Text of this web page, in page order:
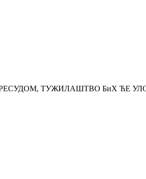
ТУЖИЛАШТВО БиХ ЋЕ